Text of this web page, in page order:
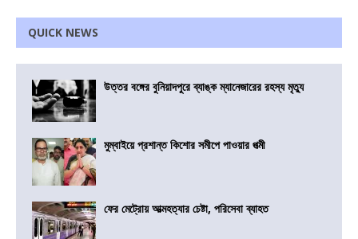
QUICK NEWS
উত্তর বঙ্গের বুনিয়াদপুরে ব্যাঙ্ক ম্যানেজারের রহস্য মৃত্যু
মুম্বাইয়ে প্রশান্ত কিশোর সমীপে পাওয়ার পত্মী
ফের মেট্রোয় আত্মহত্যার চেষ্টা, পরিসেবা ব্যাহত